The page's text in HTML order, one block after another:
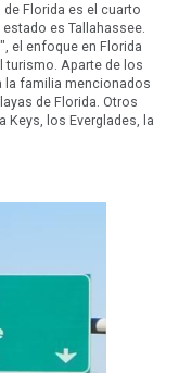
Florida es el cuarto
es Tallahassee.
el enfoque en Florida
turismo. Aparte de los
la familia mencionados
de Florida. Otros
Keys, los Everglades, la